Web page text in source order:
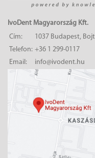
IvoDent Magyarország Kft.
Cím:
1037 Budapest,
Telefon: +36 1 299-0117
Email:
info@ivodent.hu